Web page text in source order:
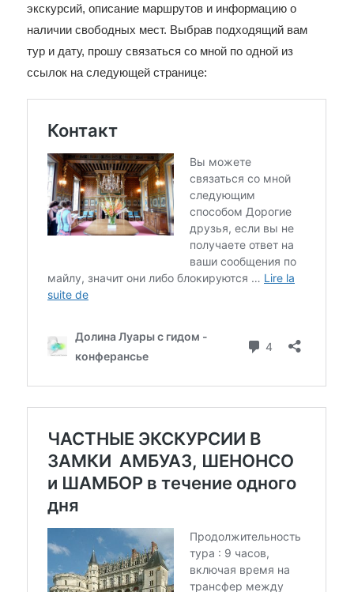
экскурсий, описание маршрутов и информацию о
наличии свободных мест. Выбрав подходящий вам
тур и дату, прошу связаться со мной по одной из
ссылок на следующей странице: